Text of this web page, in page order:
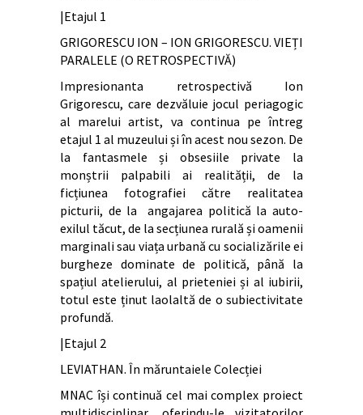
|Etajul 1
GRIGORESCU ION – ION GRIGORESCU. VIEȚI
PARALELE (O RETROSPECTIVĂ)
Impresionanta retrospectivă Ion
Grigorescu, care dezvăluie jocul periagogic
al marelui artist, va continua pe întreg
etajul 1 al muzeului și în acest nou sezon. De
la fantasmele și obsesiile private la
monștrii palpabili ai realității, de la
ficțiunea fotografiei către realitatea
picturii, de la angajarea politică la auto-
exilul tăcut, de la secțiunea rurală și oamenii
marginali sau viața urbană cu socializările ei
burgheze dominate de politică, până la
spațiul atelierului, al prieteniei și al iubirii,
totul este ținut laolaltă de o subiectivitate
profundă.
|Etajul 2
LEVIATHAN. În măruntaiele Colecției
MNAC își continuă cel mai complex proiect